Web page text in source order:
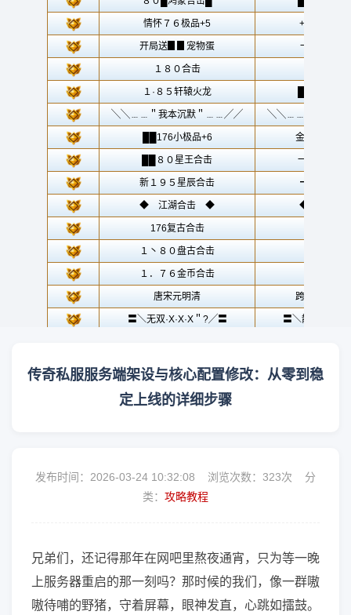
传奇私服服务端架设与核心配置修改：从零到稳
定上线的详细步骤
发布时间：2026-03-24 10:32:08 浏览次数： 323次 分
类： 攻略教程
兄弟们，还记得那年在网吧里熬夜通宵，只为等一晚
上服务器重启的那一刻吗？那时候的我们，像一群嗷
嗷待哺的野猪，守着屏幕，眼神发直，心跳如擂鼓。